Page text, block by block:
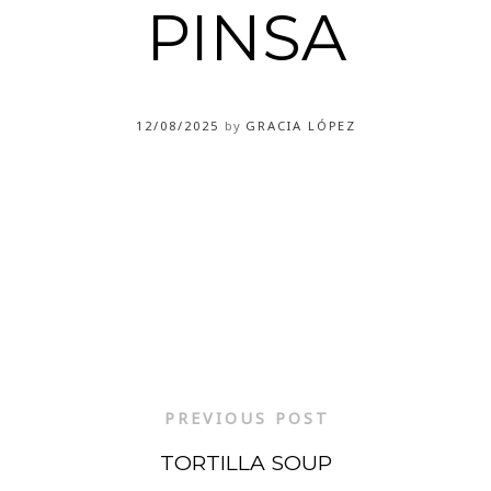
PINSA
12/08/2025 by GRACIA LÓPEZ
PREVIOUS POST
TORTILLA SOUP